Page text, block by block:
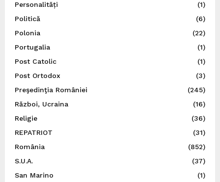
Personalități
(1)
Politică
(6)
Polonia
(22)
Portugalia
(1)
Post Catolic
(1)
Post Ortodox
(3)
Preşedinţia României
(245)
Război, Ucraina
(16)
Religie
(36)
REPATRIOT
(31)
România
(852)
S.U.A.
(37)
San Marino
(1)